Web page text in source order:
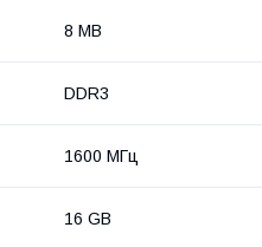
8 MB
DDR3
1600 МГц
16 GB